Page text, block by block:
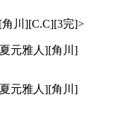
川][C.C][3完]>
元雅人][角川]
元雅人][角川]